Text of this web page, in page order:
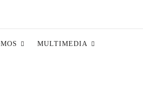
MULTIMEDIA